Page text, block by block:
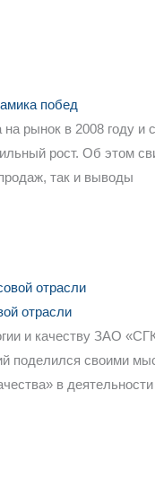
побед
рынок в 2008 году и
рост. Об этом
так и выводы
отрасли
и качеству ЗАО
поделился своими
в